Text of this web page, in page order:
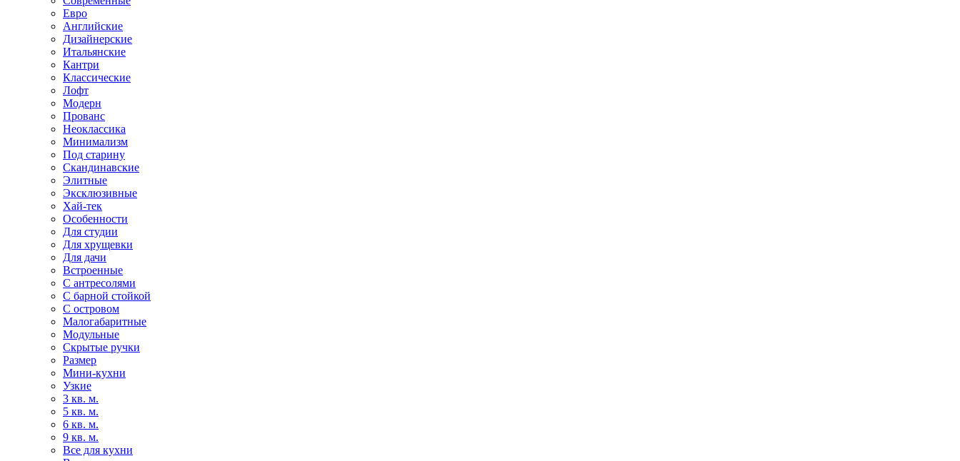
Евро
Английские
Дизайнерские
Итальянские
Кантри
Классические
Лофт
Модерн
Прованс
Неоклассика
Минимализм
Под старину
Скандинавские
Элитные
Эксклюзивные
Хай-тек
Особенности
Для студии
Для хрущевки
Для дачи
Встроенные
С антресолями
С барной стойкой
С островом
Малогабаритные
Модульные
Скрытые ручки
Размер
Мини-кухни
Узкие
3 кв. м.
5 кв. м.
6 кв. м.
9 кв. м.
Все для кухни